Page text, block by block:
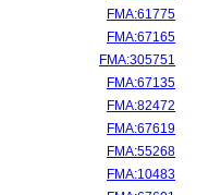
FMA:61775
FMA:67165
FMA:305751
FMA:67135
FMA:82472
FMA:67619
FMA:55268
FMA:10483